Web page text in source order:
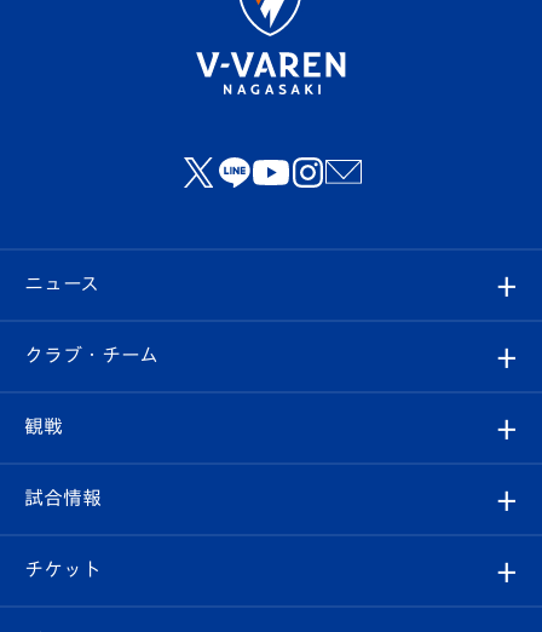
ニュース
すべて
クラブ
試合情報
クラブ・チーム
クラブ概要
エンブレム紹介
観戦
観戦ルール
はじめての観戦ガイド
試合情報
試合日程/結果
チケット